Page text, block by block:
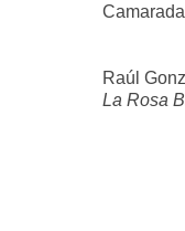
Raúl
La Rosa